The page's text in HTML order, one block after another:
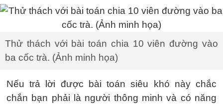
Thử thách với bài toán chia 10 viên đường vào
ba cốc trà. (Ảnh minh họa)
Nếu trả lời được bài toán siêu khó này chắc
chắn bạn phải là người thông minh và có năng